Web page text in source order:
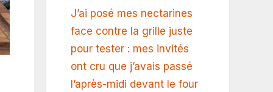
J’ai posé mes nectarines
face contre la grille juste
pour tester : mes invités
ont cru que j’avais passé
l’après-midi devant le four